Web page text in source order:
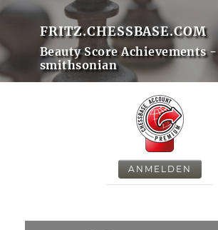
FRITZ.CHESSBASE.COM
Beauty Score Achievements -
smithsonian
ANMELDEN